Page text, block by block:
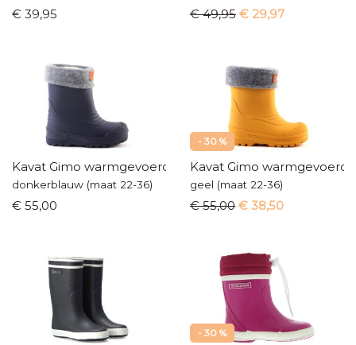
€ 39,95 € 49,95 € 29,97
Kavat Gimo warmgevoerde laarzen
donkerblauw (maat 22-36)
€ 55,00
- 30 %
Kavat Gimo
geel (maat 22-36)
€ 55,00 € 38,50
- 30 %